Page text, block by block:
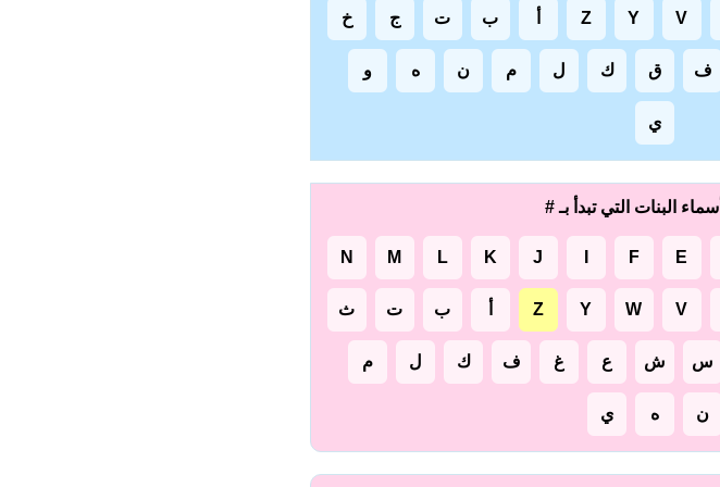
V
Y
Z ب ت ج خ
ف ق ك ل م ن ه و
ي
أسماء البنات التي تبدأ بـ #
E
F
J
K
L
M
N
V
W
Y
Z ب ت ث
س ش ع غ ف ك ل م
ن ه ي